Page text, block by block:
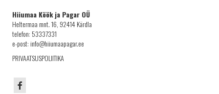
Hiiumaa Köök ja Pagar OÜ
Heltermaa mnt. 16, 92414 Kärdla
telefon: 53337331
e-post: info@hiiumaapagar.ee
PRIVAATSUSPOLIITIKA